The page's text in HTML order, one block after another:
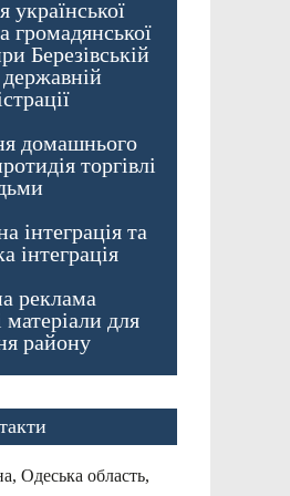
української
громадянської
Березівській
домашнього
торгівлі
інтеграція та
інтеграція
реклама
для
району
Одеська область,